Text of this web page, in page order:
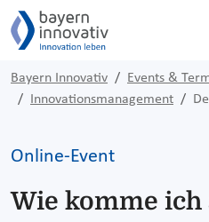
Bayern Innovativ
Events &
Innovationsmanagement
Online-Event
Wie komme